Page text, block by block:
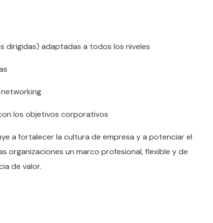
dirigidas) adaptadas a todos los niveles
los objetivos corporativos
a fortalecer la cultura de empresa y a potenciar el
organizaciones un marco profesional, flexible y de
de valor.